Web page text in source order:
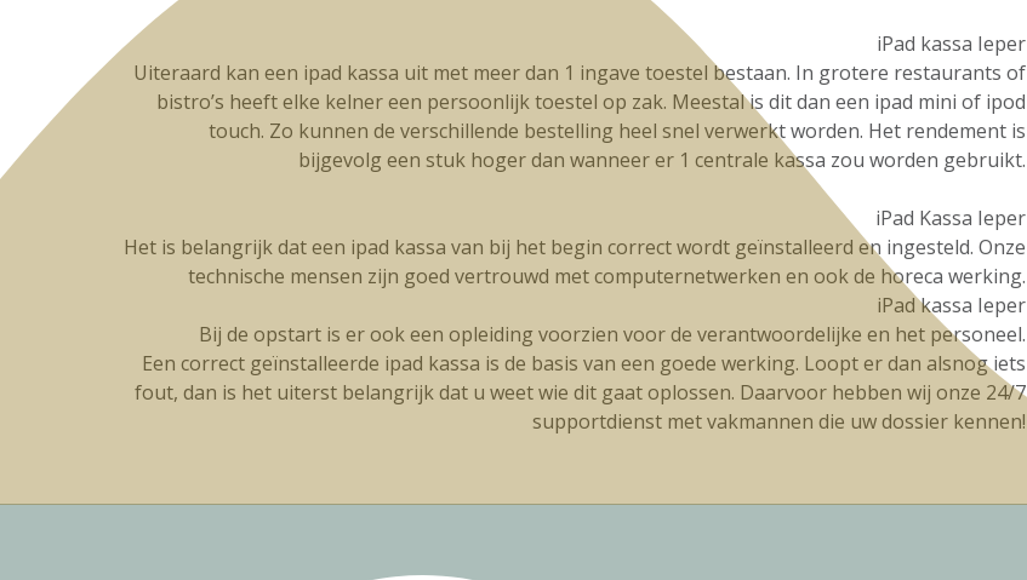
iPad kassa Ieper
Uiteraard kan een ipad kassa uit met meer dan 1 ingave toestel bestaan. In grotere restaurants of
bistro’s heeft elke kelner een persoonlijk toestel op zak. Meestal is dit dan een ipad mini of ipod
touch. Zo kunnen de verschillende bestelling heel snel verwerkt worden. Het rendement is
bijgevolg een stuk hoger dan wanneer er 1 centrale kassa zou worden gebruikt.
iPad Kassa Ieper
Het is belangrijk dat een ipad kassa van bij het begin correct wordt geïnstalleerd en ingesteld. Onze
technische mensen zijn goed vertrouwd met computernetwerken en ook de horeca werking.
iPad kassa Ieper
Bij de opstart is er ook een opleiding voorzien voor de verantwoordelijke en het personeel.
Een correct geïnstalleerde ipad kassa is de basis van een goede werking. Loopt er dan alsnog iets
fout, dan is het uiterst belangrijk dat u weet wie dit gaat oplossen. Daarvoor hebben wij onze 24/7
supportdienst met vakmannen die uw dossier kennen!